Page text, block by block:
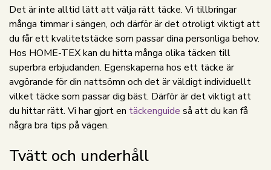
Det är inte alltid lätt att välja rätt täcke. Vi tillbringar
många timmar i sängen, och därför är det otroligt viktigt att
du får ett kvalitetstäcke som passar dina personliga behov.
Hos HOME-TEX kan du hitta många olika täcken till
superbra erbjudanden. Egenskaperna hos ett täcke är
avgörande för din nattsömn och det är väldigt individuellt
vilket täcke som passar dig bäst. Därför är det viktigt att
du hittar rätt. Vi har gjort en täckenguide så att du kan få
några bra tips på vägen.
Tvätt och underhåll